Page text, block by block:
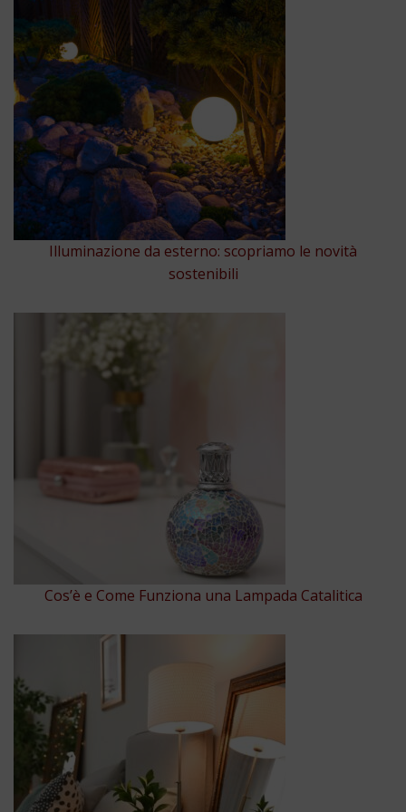
Illuminazione da esterno: scopriamo le novità
sostenibili
Cos’è e Come Funziona una Lampada Catalitica